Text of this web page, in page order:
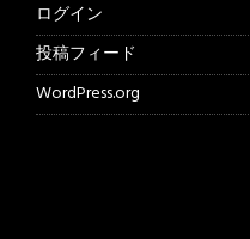
ログイン
投稿フィード
WordPress.org